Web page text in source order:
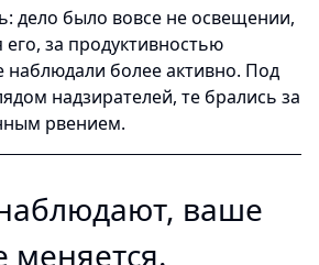
дело было вовсе не освещении,
за продуктивностью
наблюдали более активно. Под
надзирателей, те брались за
рвением.
ваше
меняется.